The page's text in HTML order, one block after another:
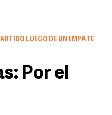
LUEGO DE UN EMPATE
Por el